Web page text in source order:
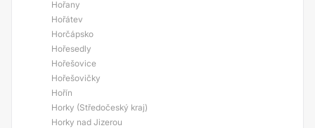
Hořany
Hořátev
Horčápsko
Hořesedly
Hořešovice
Hořešovičky
Hořín
Horky (Středočeský kraj)
Horky nad Jizerou